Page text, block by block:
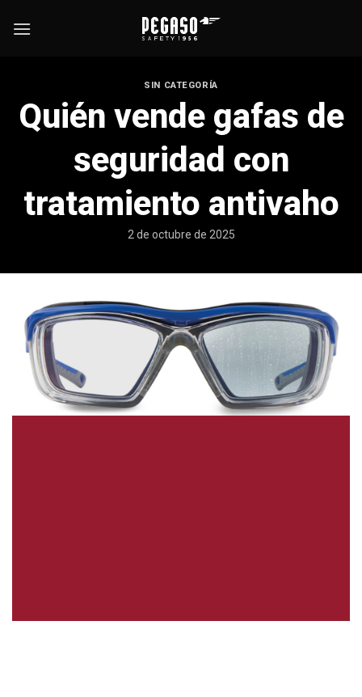
SIN CATEGORÍA
Quién vende gafas de
seguridad con
tratamiento antivaho
2 de octubre de 2025